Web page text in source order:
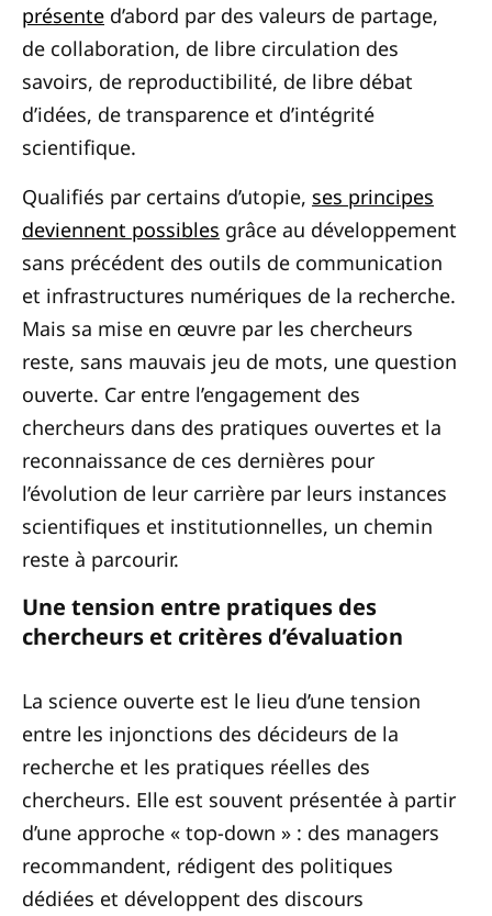
présente d’abord par des valeurs de partage,
de collaboration, de libre circulation des
savoirs, de reproductibilité, de libre débat
d’idées, de transparence et d’intégrité
scientifique.
Qualifiés par certains d’utopie, ses principes
deviennent possibles grâce au développement
sans précédent des outils de communication
et infrastructures numériques de la recherche.
Mais sa mise en œuvre par les chercheurs
reste, sans mauvais jeu de mots, une question
ouverte. Car entre l’engagement des
chercheurs dans des pratiques ouvertes et la
reconnaissance de ces dernières pour
l’évolution de leur carrière par leurs instances
scientifiques et institutionnelles, un chemin
reste à parcourir.
Une tension entre pratiques des
chercheurs et critères d’évaluation
La science ouverte est le lieu d’une tension
entre les injonctions des décideurs de la
recherche et les pratiques réelles des
chercheurs. Elle est souvent présentée à partir
d’une approche « top-down » : des managers
recommandent, rédigent des politiques
dédiées et développent des discours